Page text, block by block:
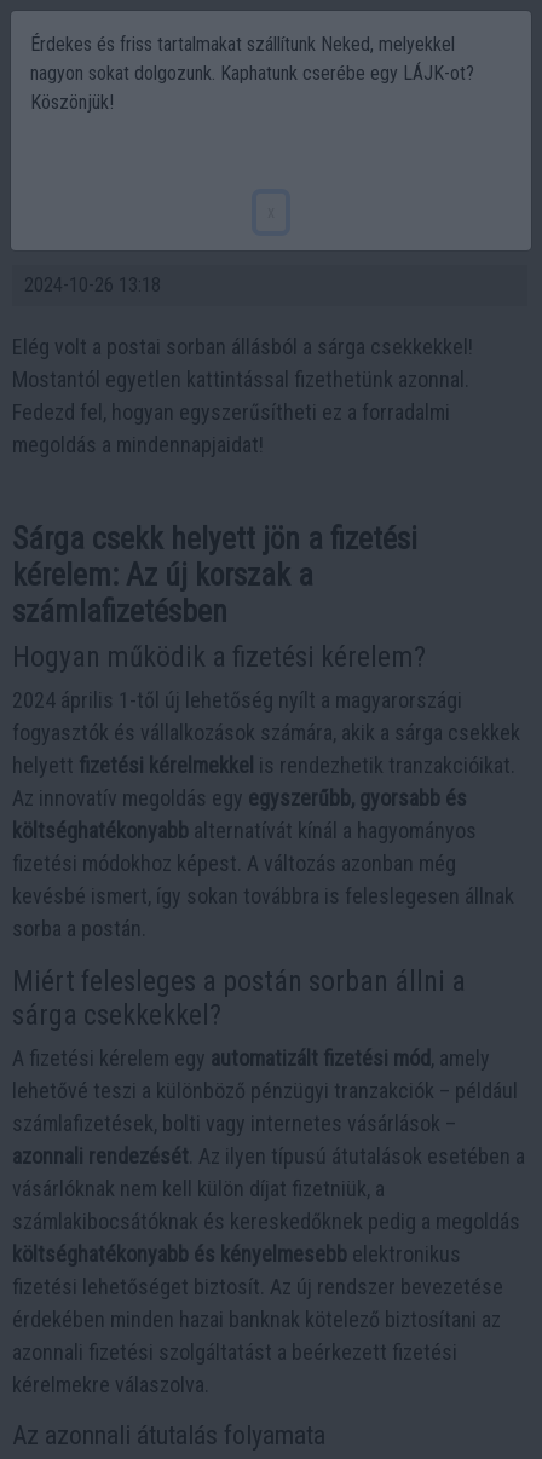
2024-10-26 13:18
Elég volt a postai sorban állásból a sárga csekkekkel!
Mostantól egyetlen kattintással fizethetünk azonnal.
Fedezd fel, hogyan egyszerűsítheti ez a forradalmi
megoldás a mindennapjaidat!
Sárga csekk helyett jön a fizetési
kérelem: Az új korszak a
számlafizetésben
Hogyan működik a fizetési kérelem?
2024 április 1-től új lehetőség nyílt a magyarországi
fogyasztók és vállalkozások számára, akik a sárga csekkek
helyett fizetési kérelmekkel is rendezhetik tranzakcióikat.
Az innovatív megoldás egy egyszerűbb, gyorsabb és
költséghatékonyabb alternatívát kínál a hagyományos
fizetési módokhoz képest. A változás azonban még
kevésbé ismert, így sokan továbbra is feleslegesen állnak
sorba a postán.
Miért felesleges a postán sorban állni a
sárga csekkekkel?
A fizetési kérelem egy automatizált fizetési mód, amely
lehetővé teszi a különböző pénzügyi tranzakciók – például
számlafizetések, bolti vagy internetes vásárlások –
azonnali rendezését . Az ilyen típusú átutalások esetében a
vásárlóknak nem kell külön díjat fizetniük, a
számlakibocsátóknak és kereskedőknek pedig a megoldás
költséghatékonyabb és kényelmesebb elektronikus
fizetési lehetőséget biztosít. Az új rendszer bevezetése
érdekében minden hazai banknak kötelező biztosítani az
azonnali fizetési szolgáltatást a beérkezett fizetési
kérelmekre válaszolva.
Az azonnali átutalás folyamata
Érdekes és friss tartalmakat szállítunk Neked, melyekkel
nagyon sokat dolgozunk. Kaphatunk cserébe egy LÁJK-ot?
Köszönjük!